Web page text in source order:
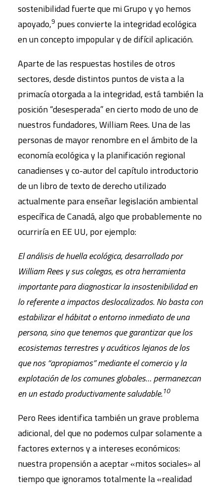
sostenibilidad fuerte que mi Grupo y yo hemos
apoyado,9 pues convierte la integridad ecológica
en un concepto impopular y de difícil aplicación.
Aparte de las respuestas hostiles de otros
sectores, desde distintos puntos de vista a la
primacía otorgada a la integridad, está también la
posición “desesperada” en cierto modo de uno de
nuestros fundadores, William Rees. Una de las
personas de mayor renombre en el ámbito de la
economía ecológica y la planificación regional
canadienses y co-autor del capítulo introductorio
de un libro de texto de derecho utilizado
actualmente para enseñar legislación ambiental
específica de Canadá, algo que probablemente no
ocurriría en EE UU, por ejemplo:
El análisis de huella ecológica, desarrollado por
William Rees y sus colegas, es otra herramienta
importante para diagnosticar la insostenibilidad en
lo referente a impactos deslocalizados. No basta con
estabilizar el hábitat o entorno inmediato de una
persona, sino que tenemos que garantizar que los
ecosistemas terrestres y acuáticos lejanos de los
que nos “apropiamos” mediante el comercio y la
explotación de los comunes globales… permanezcan
en un estado productivamente saludable.10
Pero Rees identifica también un grave problema
adicional, del que no podemos culpar solamente a
factores externos y a intereses económicos:
nuestra propensión a aceptar «mitos sociales» al
tiempo que ignoramos totalmente la «realidad